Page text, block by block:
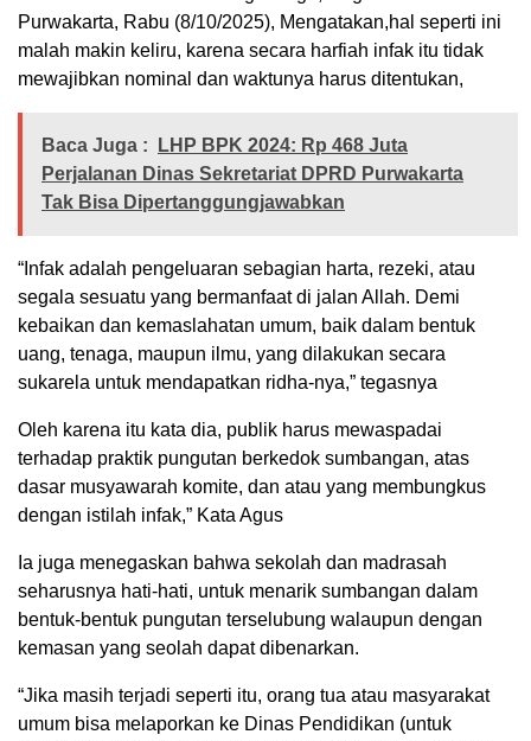
Purwakarta, Rabu (8/10/2025), Mengatakan,hal seperti ini
malah makin keliru, karena secara harfiah infak itu tidak
mewajibkan nominal dan waktunya harus ditentukan,
Baca Juga :
LHP BPK 2024: Rp 468 Juta
Perjalanan Dinas Sekretariat DPRD Purwakarta
Tak Bisa Dipertanggungjawabkan
“Infak adalah pengeluaran sebagian harta, rezeki, atau
segala sesuatu yang bermanfaat di jalan Allah. Demi
kebaikan dan kemaslahatan umum, baik dalam bentuk
uang, tenaga, maupun ilmu, yang dilakukan secara
sukarela untuk mendapatkan ridha-nya,” tegasnya
Oleh karena itu kata dia, publik harus mewaspadai
terhadap praktik pungutan berkedok sumbangan, atas
dasar musyawarah komite, dan atau yang membungkus
dengan istilah infak,” Kata Agus
Ia juga menegaskan bahwa sekolah dan madrasah
seharusnya hati-hati, untuk menarik sumbangan dalam
bentuk-bentuk pungutan terselubung walaupun dengan
kemasan yang seolah dapat dibenarkan.
“Jika masih terjadi seperti itu, orang tua atau masyarakat
umum bisa melaporkan ke Dinas Pendidikan (untuk